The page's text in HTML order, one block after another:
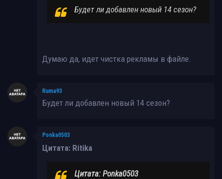
Будет ли добавлен новый 14 сезон?
Думаю да, идет чистка рекламы в файле.
Ruma93
Будет ли добавлен новый 14 сезон?
Ponka0503
Цитата: Ritika
Цитата: Ponka0503